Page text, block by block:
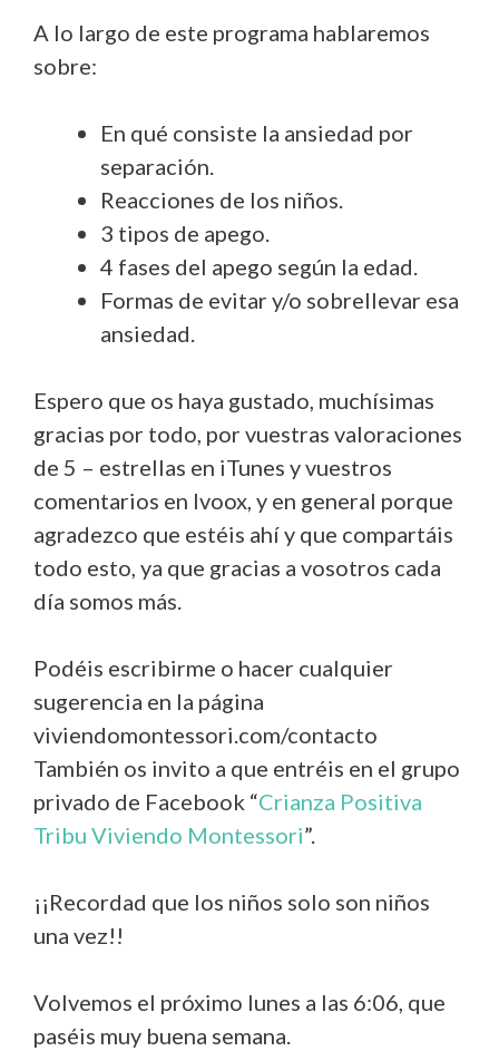
A lo largo de este programa hablaremos
sobre:
En qué consiste la ansiedad por
separación.
Reacciones de los niños.
3 tipos de apego.
4 fases del apego según la edad.
Formas de evitar y/o sobrellevar esa
ansiedad.
Espero que os haya gustado, muchísimas
gracias por todo, por vuestras valoraciones
de 5 – estrellas en iTunes y vuestros
comentarios en Ivoox, y en general porque
agradezco que estéis ahí y que compartáis
todo esto, ya que gracias a vosotros cada
día somos más.
Podéis escribirme o hacer cualquier
sugerencia en la página
viviendomontessori.com/contacto
También os invito a que entréis en el grupo
privado de Facebook “Crianza Positiva
Tribu Viviendo Montessori”.
¡¡Recordad que los niños solo son niños
una vez!!
Volvemos el próximo lunes a las 6:06, que
paséis muy buena semana.